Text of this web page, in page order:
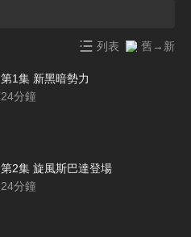
列表 舊→新
第1集 新黑暗勢力
24分鐘
第2集 旋風斯巴達登場
24分鐘